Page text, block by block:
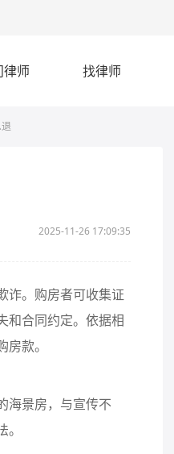
律师 找律师
2025-11-26 17:09:35
诈。购房者可收集证
和合同约定。依据相
款。
海景房，与宣传不